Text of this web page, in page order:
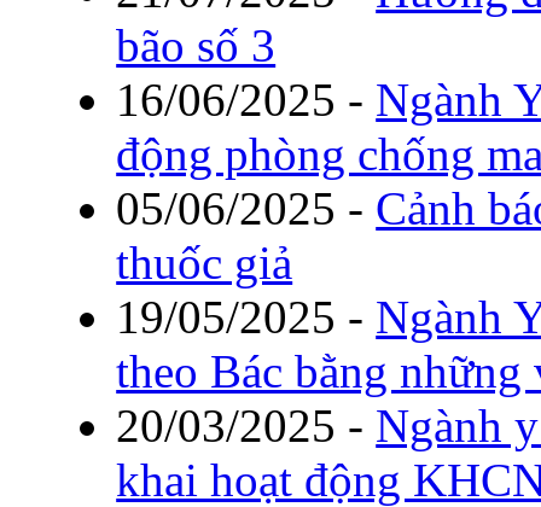
bão số 3
16/06/2025 - Ngành
động phòng chống
05/06/2025 - Cảnh
thuốc giả
19/05/2025 - Ngành
theo Bác bằng
20/03/2025 - Ngành
khai hoạt động